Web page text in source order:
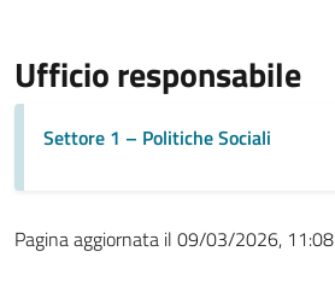
Ufficio responsabile
Settore 1 – Politiche Sociali
Pagina aggiornata il 09/03/2026, 11:08